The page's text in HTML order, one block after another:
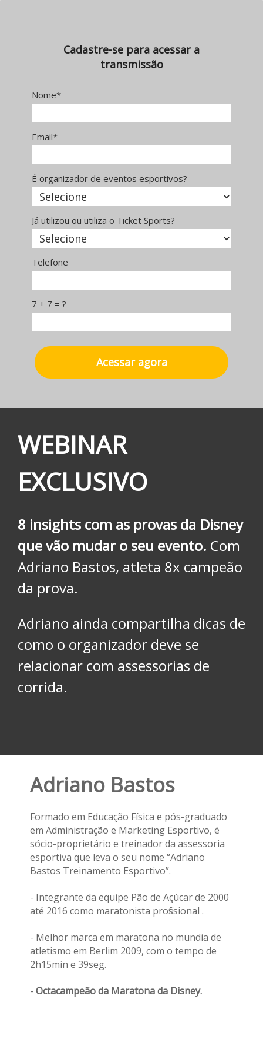
Cadastre-se para acessar a
transmissão
Nome*
Email*
É organizador de eventos esportivos?
Já utilizou ou utiliza o Ticket Sports?
Telefone
7 + 7 = ?
Acessar agora
WEBINAR
EXCLUSIVO
8 insights com as provas da Disney
que vão mudar o seu evento. Com
Adriano Bastos, atleta 8x campeão
da prova.
Adriano ainda compartilha dicas de
como o organizador deve se
relacionar com assessorias de
corrida.
Adriano Bastos
Formado em Educação Física e pós-graduado
em Administração e Marketing Esportivo, é
sócio-proprietário e treinador da assessoria
esportiva que leva o seu nome “Adriano
Bastos Treinamento Esportivo”.
- Integrante da equipe Pão de Açúcar de 2000
até 2016 como maratonista profissional .
- Melhor marca em maratona no mundia de
atletismo em Berlim 2009, com o tempo de
2h15min e 39seg.
- Octacampeão da Maratona da Disney.